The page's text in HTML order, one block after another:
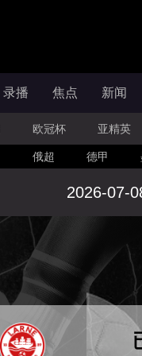
录播 焦点 新闻
欧冠杯 亚精英
俄超 德甲
2026-07-